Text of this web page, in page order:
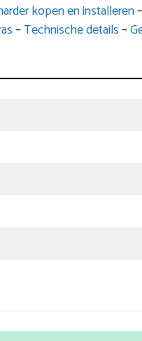
kopen en installeren–
–Technische details–